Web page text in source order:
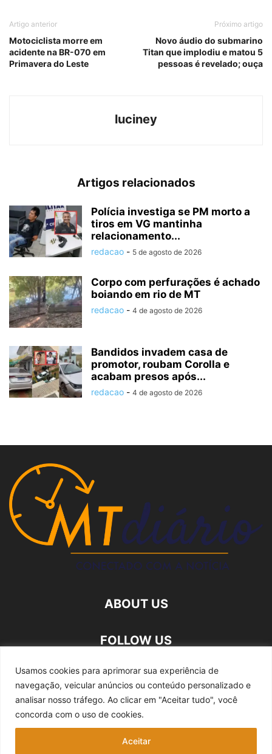
Usamos cookies para aprimorar sua experiência de
navegação, veicular anúncios ou conteúdo personalizado e
analisar nosso tráfego. Ao clicar em "Aceitar tudo", você
concorda com o uso de cookies.
Aceitar
Artigo anterior
Motociclista morre em
acidente na BR-070 em
Primavera do Leste
Próximo artigo
Novo áudio do submarino
Titan que implodiu e matou 5
pessoas é revelado; ouça
luciney
Artigos relacionados
Polícia investiga se PM morto a
tiros em VG mantinha
relacionamento...
redacao - 5 de agosto de 2026
Corpo com perfurações é achado
boiando em rio de MT
redacao - 4 de agosto de 2026
Bandidos invadem casa de
promotor, roubam Corolla e
acabam presos após...
redacao - 4 de agosto de 2026
ABOUT US
FOLLOW US
Quem somos Expediente Fale Conosco